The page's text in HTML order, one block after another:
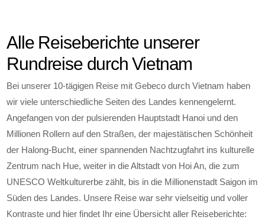
Alle Reiseberichte unserer
Rundreise durch Vietnam
Bei unserer 10-tägigen Reise mit Gebeco durch Vietnam haben
wir viele unterschiedliche Seiten des Landes kennengelernt.
Angefangen von der pulsierenden Hauptstadt Hanoi und den
Millionen Rollern auf den Straßen, der majestätischen Schönheit
der Halong-Bucht, einer spannenden Nachtzugfahrt ins kulturelle
Zentrum nach Hue, weiter in die Altstadt von Hoi An, die zum
UNESCO Weltkulturerbe zählt, bis in die Millionenstadt Saigon im
Süden des Landes. Unsere Reise war sehr vielseitig und voller
Kontraste und hier findet Ihr eine Übersicht aller Reiseberichte: